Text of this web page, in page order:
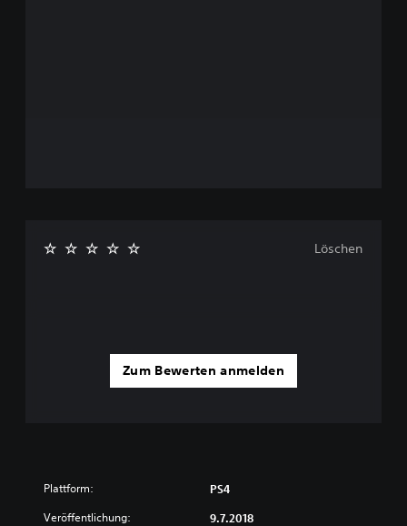
Zum Bewerten anmelden
Löschen
Plattform: PS4
Veröffentlichung: 9.7.2018